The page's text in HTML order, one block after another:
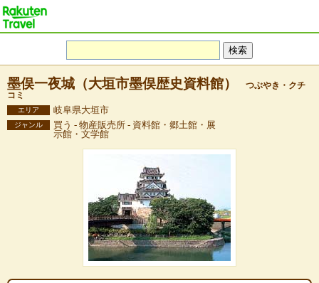
墨俣一夜城（大垣市墨俣歴史資料館）
つぶやき・クチ
コミ
エリア 岐阜県大垣市
ジャンル
買う - 物産販売所 - 資料館・郷土館・展
示館・文学館